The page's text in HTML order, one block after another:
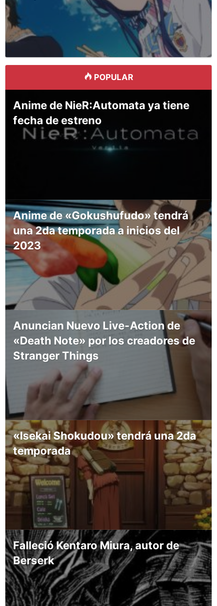
POPULAR
Anime de NieR:Automata ya tiene
fecha de estreno
Anime de «Gokushufudo» tendrá
una 2da temporada a inicios del
2023
Anuncian Nuevo Live-Action de
«Death Note» por los creadores de
Stranger Things
«Isekai Shokudou» tendrá una 2da
temporada
Falleció Kentaro Miura, autor de
Berserk